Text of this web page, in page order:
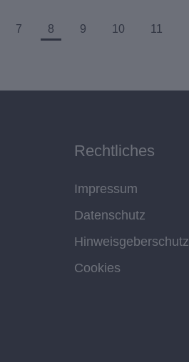
7 8 9 10 11
Rechtliches
Impressum
Datenschutz
Hinweisgeberschutz
Cookies